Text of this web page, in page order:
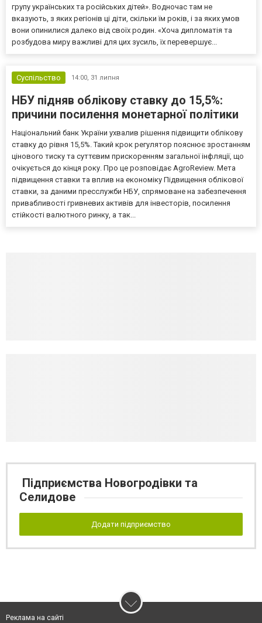
групу українських та російських дітей». Водночас там не
вказують, з яких регіонів ці діти, скільки їм років, і за яких умов
вони опинилися далеко від своїх родин. «Хоча дипломатія та
розбудова миру важливі для цих зусиль, їх перевершує...
Суспільство 14:00, 31 липня
НБУ підняв облікову ставку до 15,5%:
причини посилення монетарної політики
Національний банк України ухвалив рішення підвищити облікову
ставку до рівня 15,5%. Такий крок регулятор пояснює зростанням
цінового тиску та суттєвим прискоренням загальної інфляції, що
очікується до кінця року. Про це розповідає AgroReview. Мета
підвищення ставки та вплив на економіку Підвищення облікової
ставки, за даними пресслужби НБУ, спрямоване на забезпечення
привабливості гривневих активів для інвесторів, посилення
стійкості валютного ринку, а так...
Підприємства Новогродівки та
Селидове
Додати підприємство
Реклама на сайті